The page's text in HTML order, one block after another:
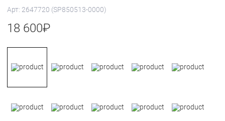
Арт: 2647720 (SP850513-0000)
18 600₽